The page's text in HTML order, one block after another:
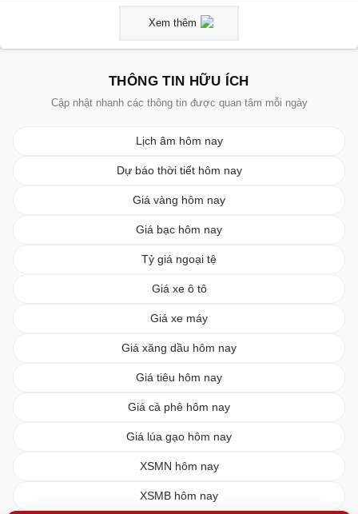
Xem thêm
THÔNG TIN HỮU ÍCH
Cập nhật nhanh các thông tin được quan tâm mỗi ngày
Lịch âm hôm nay
Dự báo thời tiết hôm nay
Giá vàng hôm nay
Giá bạc hôm nay
Tỷ giá ngoại tệ
Giá xe ô tô
Giá xe máy
Giá xăng dầu hôm nay
Giá tiêu hôm nay
Giá cà phê hôm nay
Giá lúa gạo hôm nay
XSMN hôm nay
XSMB hôm nay